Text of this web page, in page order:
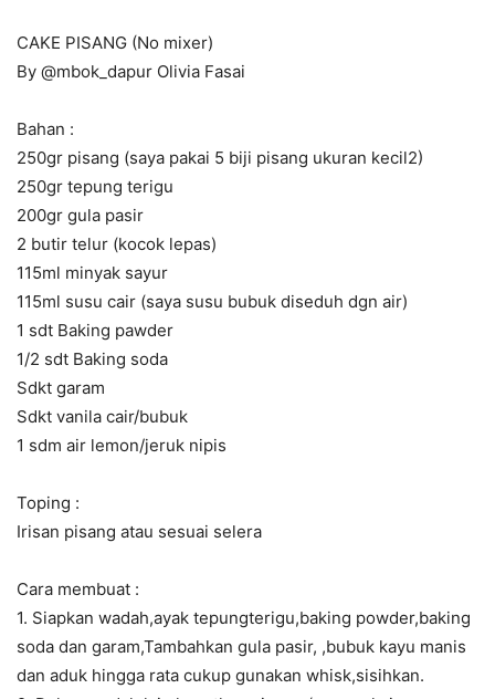
CAKE PISANG (No mixer)
By @mbok_dapur Olivia Fasai
Bahan :
250gr pisang (saya pakai 5 biji pisang ukuran kecil2)
250gr tepung terigu
200gr gula pasir
2 butir telur (kocok lepas)
115ml minyak sayur
115ml susu cair (saya susu bubuk diseduh dgn air)
1 sdt Baking pawder
1/2 sdt Baking soda
Sdkt garam
Sdkt vanila cair/bubuk
1 sdm air lemon/jeruk nipis
Toping :
Irisan pisang atau sesuai selera
Cara membuat :
1. Siapkan wadah,ayak tepungterigu,baking powder,baking
soda dan garam,Tambahkan gula pasir, ,bubuk kayu manis
dan aduk hingga rata cukup gunakan whisk,sisihkan.